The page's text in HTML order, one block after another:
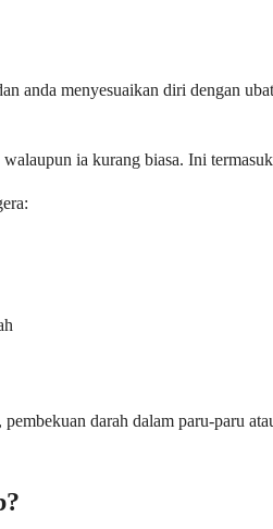
anda menyesuaikan diri dengan
ia kurang biasa. Ini
darah dalam paru-paru